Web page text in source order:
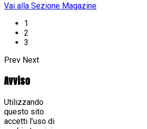
Vai alla Sezione Magazine
1
2
3
Prev Next
Avviso
Utilizzando
questo sito
accetti l’uso di